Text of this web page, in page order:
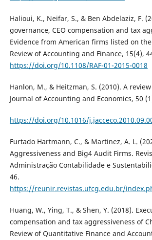
Halioui, K., Neifar, S., & Ben Abdelaziz, F.
governance, CEO compensation and tax
Evidence from American firms listed on the
Review of Accounting and Finance, 15(4),
https://doi.org/10.1108/RAF-01-2015-0018
Hanlon, M., & Heitzman, S. (2010). A
Journal of Accounting and Economics, 50
https://doi.org/10.1016/
Furtado Hartmann, C., & Martinez, A. L.
Aggressiveness and Big4 Audit Firms.
Administração Contabilidade e
46.
https://reunir.revistas.ufcg.edu.br/
Huang, W., Ying, T., & Shen, Y. (2018).
compensation and tax aggressiveness of
Review of Quantitative Finance and